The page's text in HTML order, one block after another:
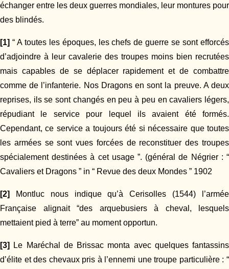
échanger entre les deux guerres mondiales, leur montures pour
des blindés.
[1] “ A toutes les époques, les chefs de guerre se sont efforcés
d’adjoindre à leur cavalerie des troupes moins bien recrutées
mais capables de se déplacer rapidement et de combattre
comme de l’infanterie. Nos Dragons en sont la preuve. A deux
reprises, ils se sont changés en peu à peu en cavaliers légers,
répudiant le service pour lequel ils avaient été formés.
Cependant, ce service a toujours été si nécessaire que toutes
les armées se sont vues forcées de reconstituer des troupes
spécialement destinées à cet usage ”. (général de Négrier : “
Cavaliers et Dragons ” in “ Revue des deux Mondes ” 1902
[2]
Montluc nous indique qu’à Cerisolles (1544) l’armée
Française alignait “des arquebusiers à cheval, lesquels
mettaient pied à terre” au moment opportun.
[3]
Le Maréchal de Brissac monta avec quelques fantassins
d’élite et des chevaux pris à l’ennemi une troupe particulière : “